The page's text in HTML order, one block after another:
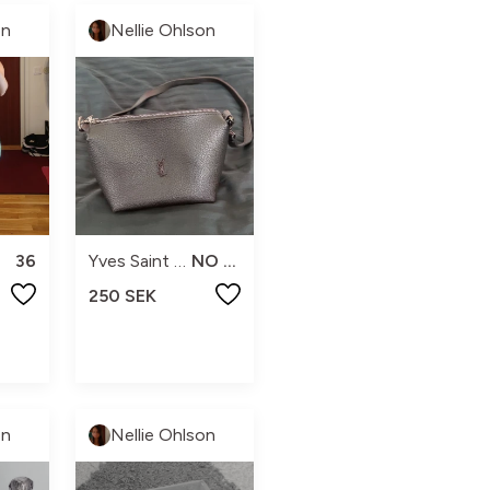
36
Nellie Ohlson
Yves Saint Laurent
NO SIZE
250 SEK
Nellie Ohlson